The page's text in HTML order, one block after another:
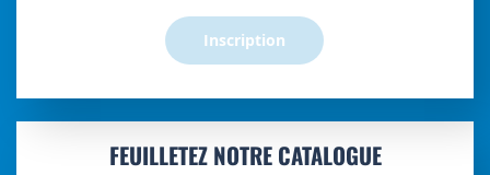
Inscription
FEUILLETEZ NOTRE CATALOGUE